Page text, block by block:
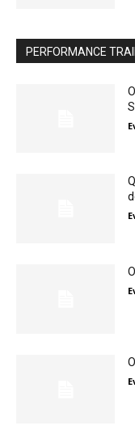
PERFORMANCE